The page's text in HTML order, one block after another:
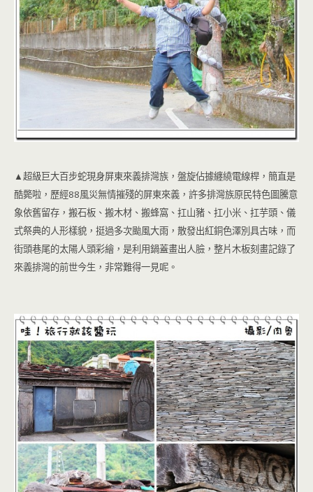
▲超級巨大百步蛇現身屏東來義排灣族，盤旋佔據纏繞電線桿，簡直是
酷斃啦，歷經88風災無情摧殘的屏東來義，許多排灣族原民特色圖騰意
象依舊留存，搬石板、搬木材、搬蜂窩、扛山豬、扛小米、扛芋頭、儀
式祭典的人形樣貌，挺過多次颱風大雨，散發出紅銅色澤別具古味，而
街頭巷尾的太陽人頭彩繪，是利用鍋蓋畫出人臉，整片木板刻畫記錄了
來義排灣的前世今生，非常難得一見呢。